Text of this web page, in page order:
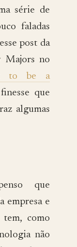
série de
faladas
post da
Majors no
to be a
que
algumas
que
empresa e
tem, como
não